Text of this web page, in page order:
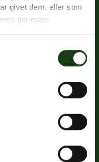
givet dem, eller som
tjenester.